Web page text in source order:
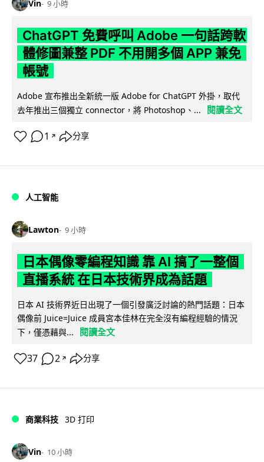
Vin 9 小時
ChatGPT 免費呼叫 Adobe 一句話跨軟
體修圖兼整 PDF 不用開多個 APP 兼免
帳號
Adobe 宣布推出全新統一版 Adobe for ChatGPT 外掛，取代
去年推出三個獨立 connector，將 Photoshop、...
閱讀全文
1 ↗ 分享
人工智能
Lawton 9 小時
日本偶像零編程知識 靠 AI 搞了一整個
直播系統 在日本技術界成為話題
日本 AI 技術界近日出現了一個引發廣泛討論的熱門話題：日本
偶像前 Juice=Juice 成員宮本佳林在完全沒有編程經驗的情況
下，僅憑藉與...
閱讀全文
37 2 ↗ 分享
商業科技 3D 打印
Vin 10 小時